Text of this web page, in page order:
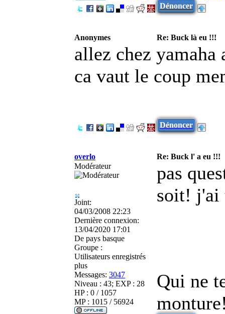
Dénoncer
Anonymes Re: Buck là eu !!!
allez chez yamaha
ca vaut le coup
Dénoncer
overlo
Re: Buck l' a eu !!!
Modérateur
Joint:
04/03/2008 22:23
Dernière connexion:
13/04/2020 17:01
De pays basque
Groupe :
Utilisateurs enregistrés
plus
Messages: 3047
Niveau : 43; EXP : 28
HP : 0 / 1057
MP : 1015 / 56924
pas
soit! j'ai
Qui ne